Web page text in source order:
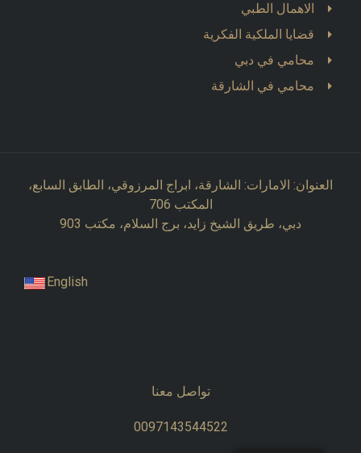
الاهمال الطبي
قضايا الملكية الفكرية
محامي في دبي
محامي في الشارقة
العنوان: الامارات: الشارقة، ابراج المرزوقي، الطابق السابع،
المكتب 706
دبي، طريق الشيخ زايد، برج السلام، مكتب 903
English
تواصل معنا
0097143544522​​